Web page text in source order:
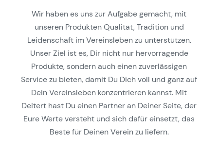
Wir haben es uns zur Aufgabe gemacht, mit
unseren Produkten Qualität, Tradition und
Leidenschaft im Vereinsleben zu unterstützen.
Unser Ziel ist es, Dir nicht nur hervorragende
Produkte, sondern auch einen zuverlässigen
Service zu bieten, damit Du Dich voll und ganz auf
Dein Vereinsleben konzentrieren kannst. Mit
Deitert hast Du einen Partner an Deiner Seite, der
Eure Werte versteht und sich dafür einsetzt, das
Beste für Deinen Verein zu liefern.